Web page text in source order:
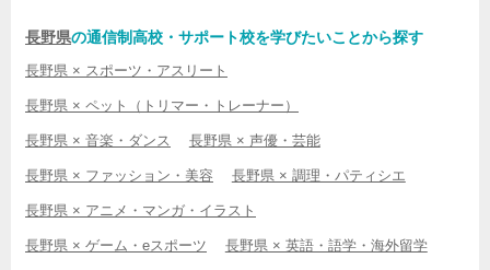
長野県の通信制高校・サポート校を学びたいことから探す
長野県 × スポーツ・アスリート
長野県 × ペット（トリマー・トレーナー）
長野県 × 音楽・ダンス 長野県 × 声優・芸能
長野県 × ファッション・美容 長野県 × 調理・パティシエ
長野県 × アニメ・マンガ・イラスト
長野県 × ゲーム・eスポーツ 長野県 × 英語・語学・海外留学